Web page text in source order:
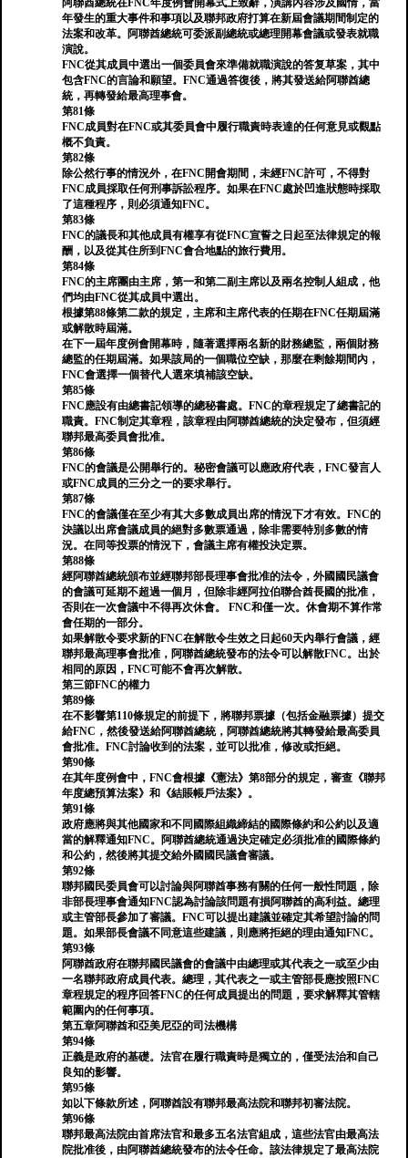
阿聯酋總統在FNC年度例會開幕式上致辭，演講內容涉及國情，當
年發生的重大事件和事項以及聯邦政府打算在新屆會議期間制定的
法案和改革。阿聯酋總統可委派副總統或總理開幕會議或發表就職
演說。
FNC從其成員中選出一個委員會來準備就職演說的答复草案，其中
包含FNC的言論和願望。FNC通過答復後，將其發送給阿聯酋總
統，再轉發給最高理事會。
第81條
FNC成員對在FNC或其委員會中履行職責時表達的任何意見或觀點
概不負責。
第82條
除公然行事的情況外，在FNC開會期間，未經FNC許可，不得對
FNC成員採取任何刑事訴訟程序。如果在FNC處於凹進狀態時採取
了這種程序，則必須通知FNC。
第83條
FNC的議長和其他成員有權享有從FNC宣誓之日起至法律規定的報
酬，以及從其住所到FNC會合地點的旅行費用。
第84條
FNC的主席團由主席，第一和第二副主席以及兩名控制人組成，他
們均由FNC從其成員中選出。
根據第88條第二款的規定，主席和主席代表的任期在FNC任期屆滿
或解散時屆滿。
在下一屆年度例會開幕時，隨著選擇兩名新的財務總監，兩個財務
總監的任期屆滿。如果該局的一個職位空缺，那麼在剩餘期間內，
FNC會選擇一個替代人選來填補該空缺。
第85條
FNC應設有由總書記領導的總秘書處。FNC的章程規定了總書記的
職責。FNC制定其章程，該章程由阿聯酋總統的決定發布，但須經
聯邦最高委員會批准。
第86條
FNC的會議是公開舉行的。秘密會議可以應政府代表，FNC發言人
或FNC成員的三分之一的要求舉行。
第87條
FNC的會議僅在至少有其大多數成員出席的情況下才有效。FNC的
決議以出席會議成員的絕對多數票通過，除非需要特別多數的情
況。在同等投票的情況下，會議主席有權投決定票。
第88條
經阿聯酋總統頒布並經聯邦部長理事會批准的法令，外國國民議會
的會議可延期不超過一個月，但除非經阿拉伯聯合酋長國的批准，
否則在一次會議中不得再次休會。 FNC和僅一次。休會期不算作常
會任期的一部分。
如果解散令要求新的FNC在解散令生效之日起60天內舉行會議，經
聯邦最高理事會批准，阿聯酋總統發布的法令可以解散FNC。出於
相同的原因，FNC可能不會再次解散。
第三節FNC的權力
第89條
在不影響第110條規定的前提下，將聯邦票據（包括金融票據）提交
給FNC，然後發送給阿聯酋總統，阿聯酋總統將其轉發給最高委員
會批准。FNC討論收到的法案，並可以批准，修改或拒絕。
第90條
在其年度例會中，FNC會根據《憲法》第8部分的規定，審查《聯邦
年度總預算法案》和《結賬帳戶法案》。
第91條
政府應將與其他國家和不同國際組織締結的國際條約和公約以及適
當的解釋通知FNC。阿聯酋總統通過決定確定必須批准的國際條約
和公約，然後將其提交給外國國民議會審議。
第92條
聯邦國民委員會可以討論與阿聯酋事務有關的任何一般性問題，除
非部長理事會通知FNC認為討論該問題有損阿聯酋的高利益。總理
或主管部長參加了審議。FNC可以提出建議並確定其希望討論的問
題。如果部長會議不同意這些建議，則應將拒絕的理由通知FNC。
第93條
阿聯酋政府在聯邦國民議會的會議中由總理或其代表之一或至少由
一名聯邦政府成員代表。總理，其代表之一或主管部長應按照FNC
章程規定的程序回答FNC的任何成員提出的問題，要求解釋其管轄
範圍內的任何事項。
第五章阿聯酋和亞美尼亞的司法機構
第94條
正義是政府的基礎。法官在履行職責時是獨立的，僅受法治和自己
良知的影響。
第95條
如以下條款所述，阿聯酋設有聯邦最高法院和聯邦初審法院。
第96條
聯邦最高法院由首席法官和最多五名法官組成，這些法官由最高法
院批准後，由阿聯酋總統發布的法令任命。該法律規定了最高法院